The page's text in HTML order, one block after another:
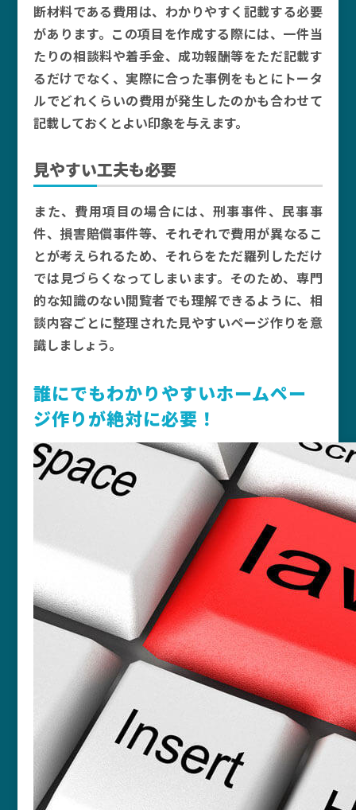
断材料である費用は、わかりやすく記載する必要
があります。この項目を作成する際には、一件当
たりの相談料や着手金、成功報酬等をただ記載す
るだけでなく、実際に合った事例をもとにトータ
ルでどれくらいの費用が発生したのかも合わせて
記載しておくとよい印象を与えます。
見やすい工夫も必要
また、費用項目の場合には、刑事事件、民事事
件、損害賠償事件等、それぞれで費用が異なるこ
とが考えられるため、それらをただ羅列しただけ
では見づらくなってしまいます。そのため、専門
的な知識のない閲覧者でも理解できるように、相
談内容ごとに整理された見やすいページ作りを意
識しましょう。
誰にでもわかりやすいホームペー
ジ作りが絶対に必要！